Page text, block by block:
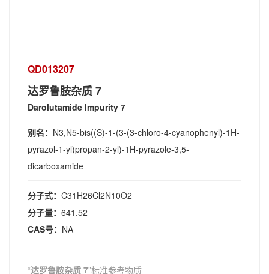
QD013207
达罗鲁胺杂质 7
Darolutamide Impurity 7
别名： N3,N5-bis((S)-1-(3-(3-chloro-4-cyanophenyl)-1H-
pyrazol-1-yl)propan-2-yl)-1H-pyrazole-3,5-
dicarboxamide
分子式： C31H26Cl2N10O2
分子量： 641.52
CAS号： NA
“达罗鲁胺杂质 7”标准参考物质